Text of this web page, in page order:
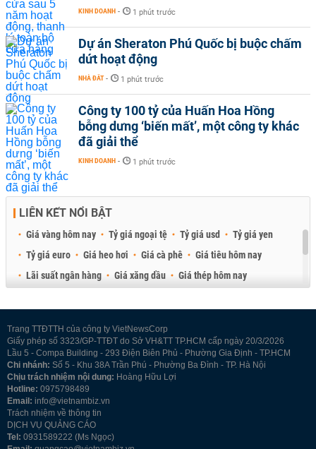
KINH DOANH - 1 phút trước
Dự án Sheraton Phú Quốc bị buộc chấm
dứt hoạt động
NHÀ ĐẤT - 1 phút trước
Công ty 100 tỷ của Huấn Hoa Hồng
bỗng dưng ‘biến mất’, một công ty khác
đã giải thể
KINH DOANH - 1 phút trước
LIÊN KẾT NỔI BẬT
Giá vàng hôm nay Tỷ giá ngoại tệ Tỷ giá usd
Tỷ giá yen
Tỷ giá euro
Giá heo hơi Giá cà phê
Giá tiêu hôm nay
Lãi suất ngân hàng
Giá xăng dầu
Giá thép hôm nay
Trang TTĐTTH của công ty VietNewsCorp
Giấy phép số 3323/GP-TTĐT do Sở VH&TT TP.HCM cấp ngày 20/3/2026
Lầu 5 - Compa Building - 293 Điện Biên Phủ - Phường Gia Định - TP.HCM
Chi nhánh: Số 5 - Khu 38A Trần Phú - Phường Ba Đình - TP. Hà Nội
Chịu trách nhiệm nội dung: Hoàng Hữu Lợi
Hotline: 0975798489
Email: info@vietnambiz.vn
Trách nhiệm về thông tin
DỊCH VỤ QUẢNG CÁO
Tel: 0931589222 (Ms Ngọc)